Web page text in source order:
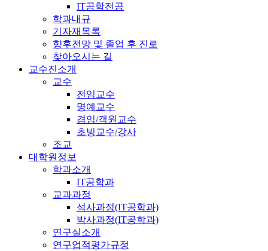
IT공학전공
학과내규
기자재목록
향후전망 및 졸업 후 진로
찾아오시는 길
교수진소개
교수
전임교수
명예교수
겸임/객원교수
초빙교수/강사
조교
대학원정보
학과소개
IT공학과
교과과정
석사과정(IT공학과)
박사과정(IT공학과)
연구실소개
연구업적평가규정